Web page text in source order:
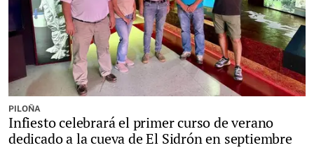
PILOÑA
Infiesto celebrará el primer curso de verano
dedicado a la cueva de El Sidrón en septiembre